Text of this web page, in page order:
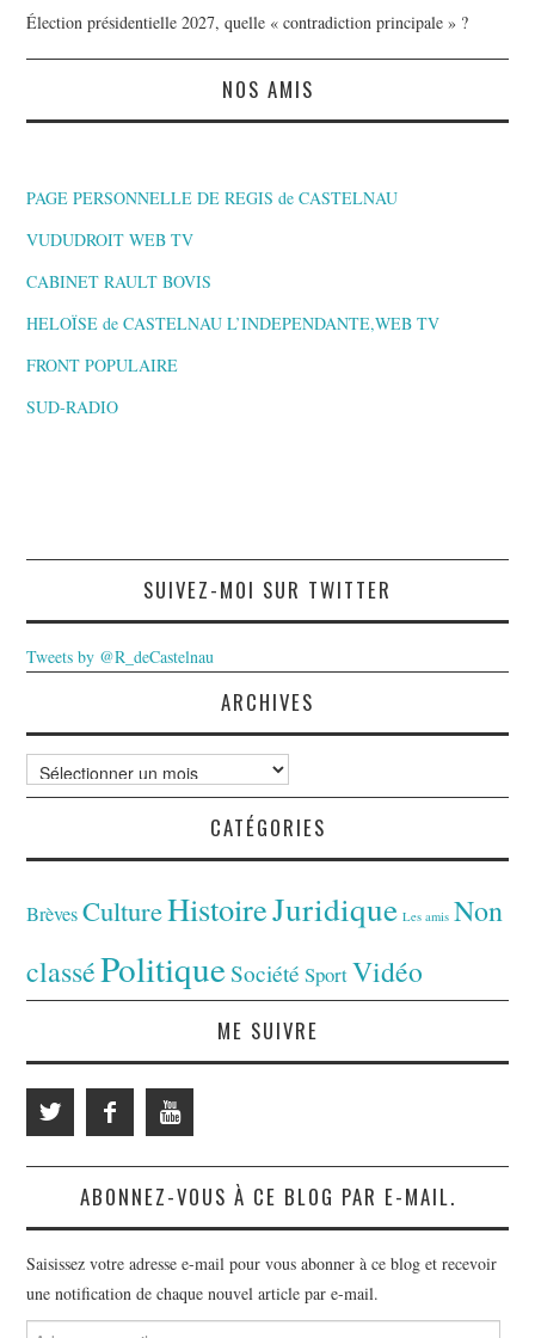
Élection présidentielle 2027, quelle « contradiction principale » ?
NOS AMIS
PAGE PERSONNELLE DE REGIS de CASTELNAU
VUDUDROIT WEB TV
CABINET RAULT BOVIS
HELOÏSE de CASTELNAU L’INDEPENDANTE,WEB TV
FRONT POPULAIRE
SUD-RADIO
SUIVEZ-MOI SUR TWITTER
Tweets by @R_deCastelnau
ARCHIVES
Archives
CATÉGORIES
Brèves CultureHistoireJuridique Les amis Non
classéPolitiqueSociété SportVidéo
ME SUIVRE
ABONNEZ-VOUS À CE BLOG PAR E-MAIL.
Saisissez votre adresse e-mail pour vous abonner à ce blog et recevoir
une notification de chaque nouvel article par e-mail.
Adresse